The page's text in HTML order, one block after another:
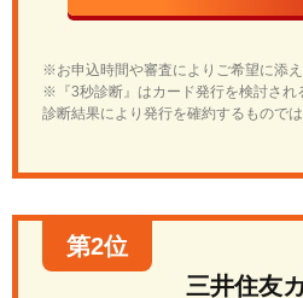
※お申込時間や審査によりご希望に添え
※『3秒診断』はカード発行を検討され
診断結果により発行を確約するものでは
第2位
三井住友